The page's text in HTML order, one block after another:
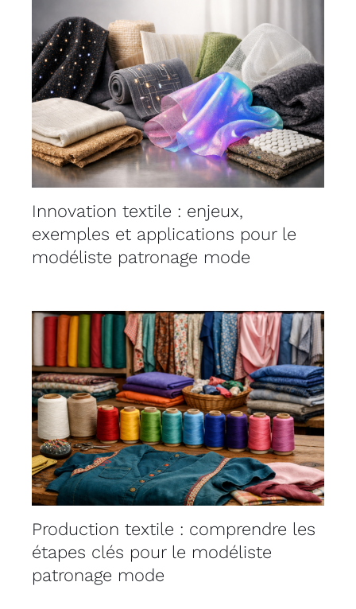
Innovation textile : enjeux,
exemples et applications pour le
modéliste patronage mode
Production textile : comprendre les
étapes clés pour le modéliste
patronage mode